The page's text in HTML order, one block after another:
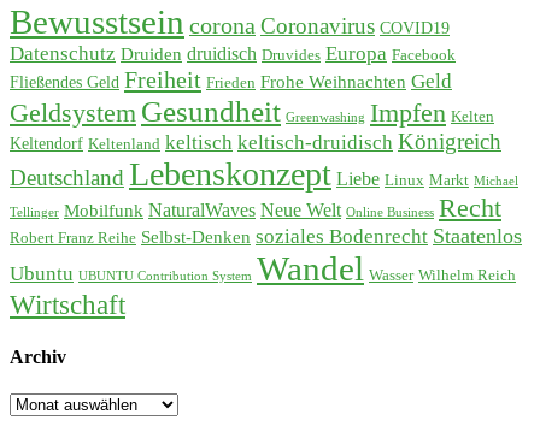
Bewusstsein corona Coronavirus COVID19
Datenschutz Druiden druidisch Druvides Europa Facebook
Fließendes Geld Freiheit Frieden Frohe Weihnachten Geld
Geldsystem Gesundheit Greenwashing Impfen Kelten
Keltendorf Keltenland keltisch keltisch-druidisch Königreich
Deutschland Lebenskonzept Liebe Linux Markt Michael
Tellinger Mobilfunk NaturalWaves Neue Welt Online Business Recht
Robert Franz Reihe Selbst-Denken soziales Bodenrecht Staatenlos
Ubuntu UBUNTU Contribution System Wandel Wasser Wilhelm Reich
Wirtschaft
Archiv
Archiv